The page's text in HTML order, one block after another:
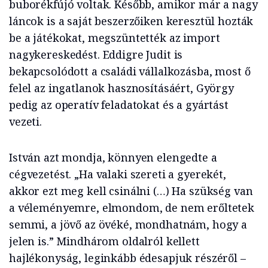
buborékfújó voltak. Később, amikor már a nagy
láncok is a saját beszerzőiken keresztül hozták
be a játékokat, megszüntették az import
nagykereskedést. Eddigre Judit is
bekapcsolódott a családi vállalkozásba, most ő
felel az ingatlanok hasznosításáért, György
pedig az operatív feladatokat és a gyártást
vezeti.
István azt mondja, könnyen elengedte a
cégvezetést. „Ha valaki szereti a gyerekét,
akkor ezt meg kell csinálni (…) Ha szükség van
a véleményemre, elmondom, de nem erőltetek
semmi, a jövő az övéké, mondhatnám, hogy a
jelen is.” Mindhárom oldalról kellett
hajlékonyság, leginkább édesapjuk részéről –